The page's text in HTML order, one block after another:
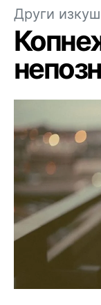
Други